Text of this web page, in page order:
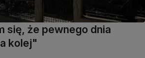
się, że pewnego dnia
kolej"